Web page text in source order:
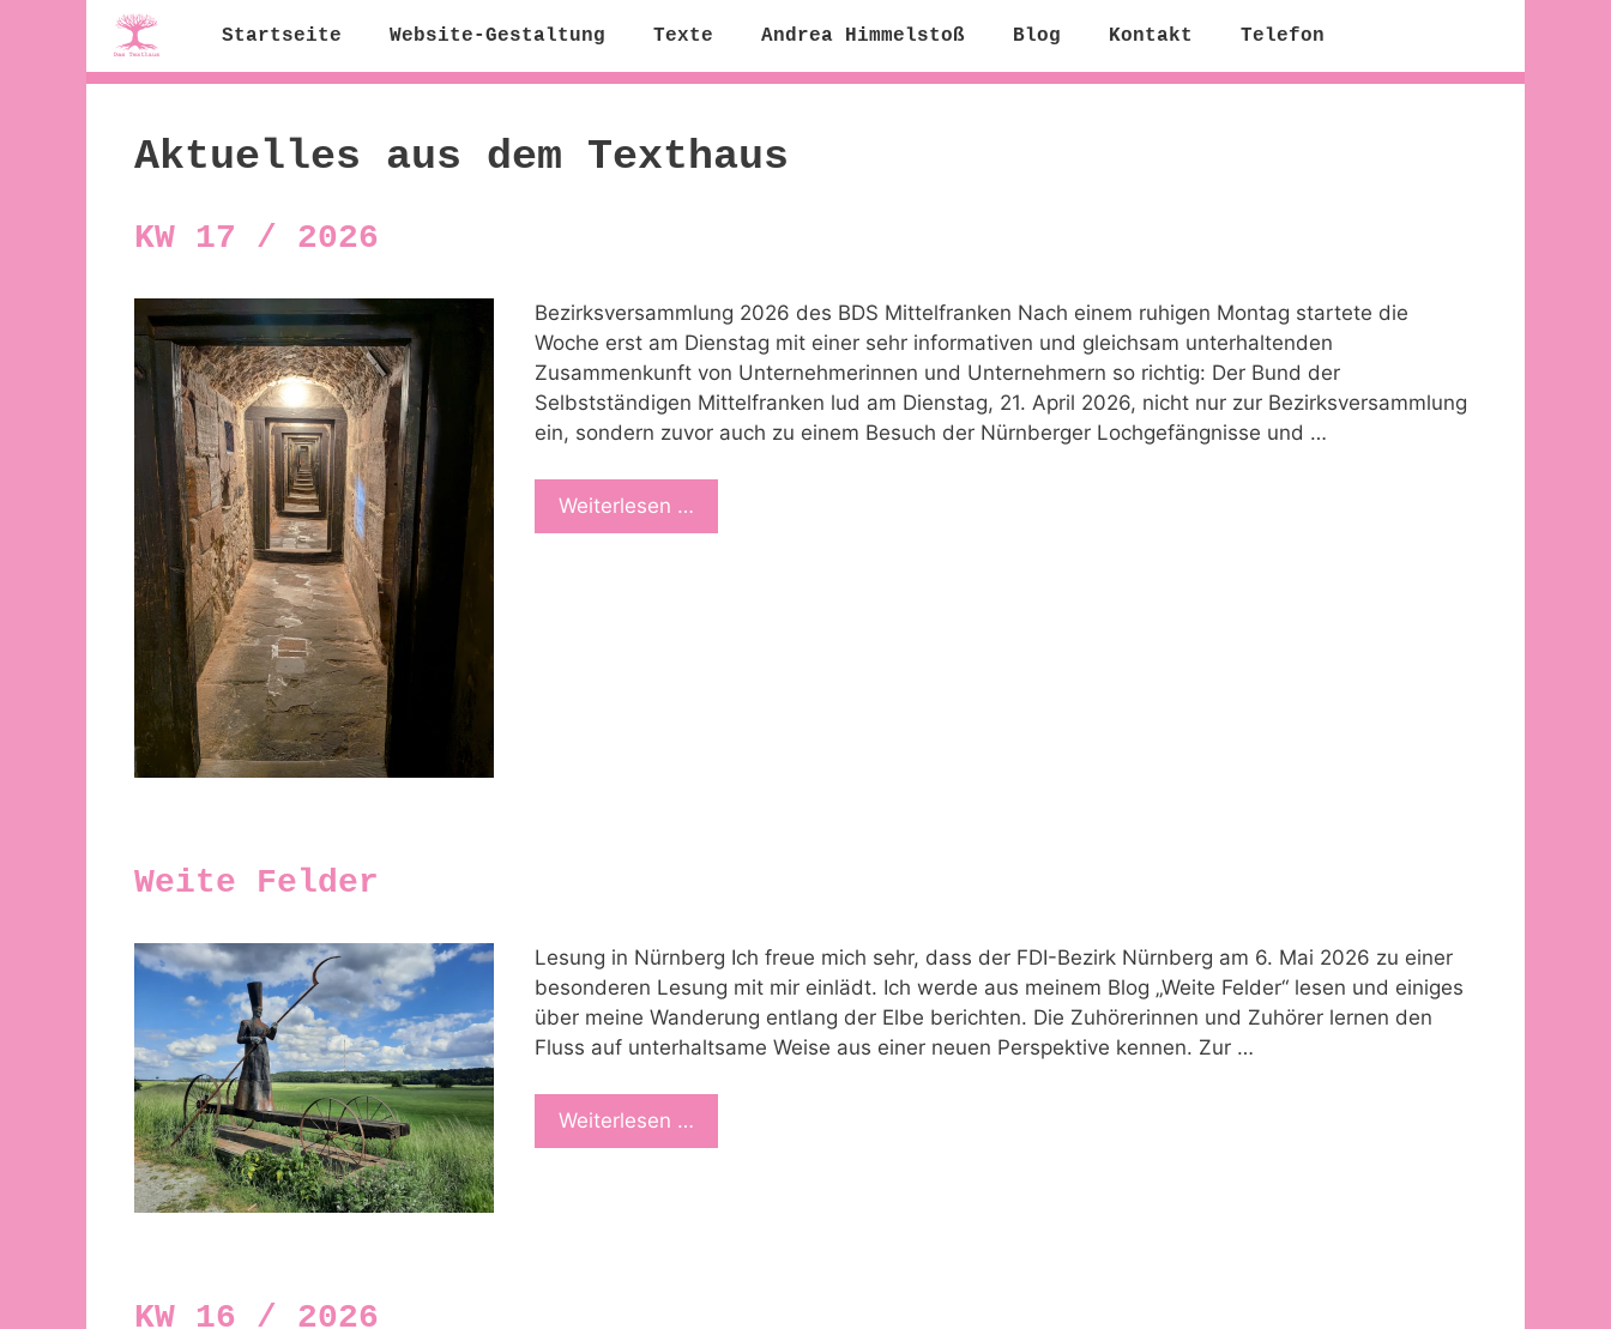
Startseite Website-Gestaltung Texte Andrea Himmelstoß Blog Kontakt Telefon
Aktuelles aus dem Texthaus
KW 17 / 2026
Bezirksversammlung 2026 des BDS Mittelfranken Nach einem ruhigen Montag startete die
Woche erst am Dienstag mit einer sehr informativen und gleichsam unterhaltenden
Zusammenkunft von Unternehmerinnen und Unternehmern so richtig: Der Bund der
Selbstständigen Mittelfranken lud am Dienstag, 21. April 2026, nicht nur zur Bezirksversammlung
ein, sondern zuvor auch zu einem Besuch der Nürnberger Lochgefängnisse und …
Weiterlesen …
Weite Felder
Lesung in Nürnberg Ich freue mich sehr, dass der FDI-Bezirk Nürnberg am 6. Mai 2026 zu einer
besonderen Lesung mit mir einlädt. Ich werde aus meinem Blog „Weite Felder“ lesen und einiges
über meine Wanderung entlang der Elbe berichten. Die Zuhörerinnen und Zuhörer lernen den
Fluss auf unterhaltsame Weise aus einer neuen Perspektive kennen. Zur …
Weiterlesen …
KW 16 / 2026